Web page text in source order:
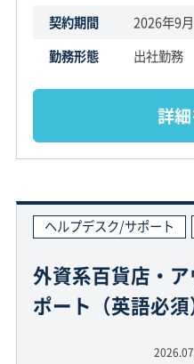
契約期間
2026年9
勤務形態
出社勤務
詳
ヘルプデスク/サポート
外資系百貨店・
ポート（英語必須